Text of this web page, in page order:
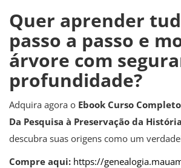
Quer aprender
passo a passo e
árvore com
profundidade?
Adquira agora o Ebook Curso
Da Pesquisa à Preservação da
descubra suas origens como um
Compre aqui: https://